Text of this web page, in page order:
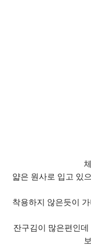
얇은 원사로 입고 있
착용하지 않은듯이
잔구김이 많은편인